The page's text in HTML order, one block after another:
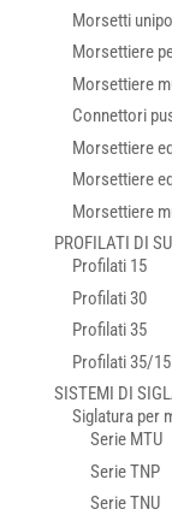
Morsetti
Morsettiere
Morsettiere
Connettori
Morsettiere
Morsettiere
Morsettiere
PROFILATI DI
Profilati 15
Profilati 30
Profilati 35
Profilati 35/15
SISTEMI DI
Siglatura per
Serie MTU
Serie TNP
Serie TNU